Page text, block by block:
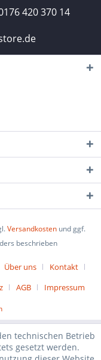
420 370 14
Versandkosten und ggf.
beschrieben
Über uns
Kontakt
AGB Impressum
technischen Betrieb
gesetzt werden.